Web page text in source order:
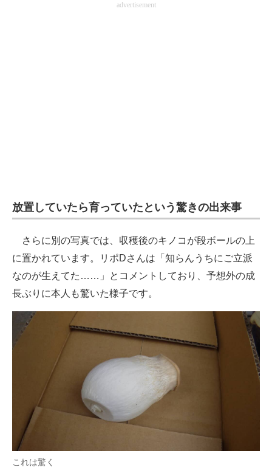
advertisement
放置していたら育っていたという驚きの出来事
さらに別の写真では、収穫後のキノコが段ボールの上
に置かれています。リポDさんは「知らんうちにご立派
なのが生えてた……」とコメントしており、予想外の成
長ぶりに本人も驚いた様子です。
これは驚く